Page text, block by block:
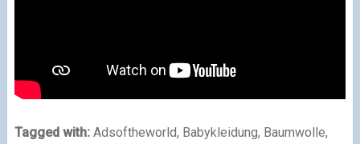
Tagged with: Adsoftheworld, Babykleidung, Baumwolle,